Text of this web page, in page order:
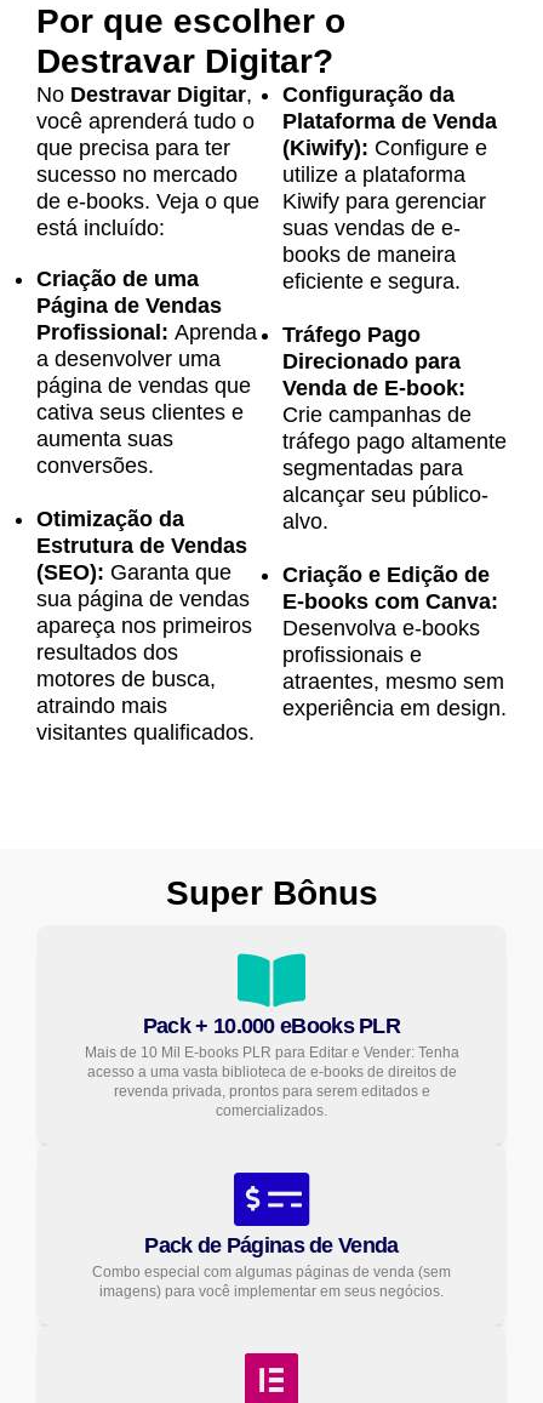
Por que escolher o
Destravar Digitar?
No Destravar Digitar,
você aprenderá tudo o
que precisa para ter
sucesso no mercado
de e-books. Veja o que
está incluído:
Criação de uma
Página de Vendas
Profissional: Aprenda
a desenvolver uma
página de vendas que
cativa seus clientes e
aumenta suas
conversões.
Otimização da
Estrutura de Vendas
(SEO): Garanta que
sua página de vendas
apareça nos primeiros
resultados dos
motores de busca,
atraindo mais
visitantes qualificados.
Configuração da
Plataforma de Venda
(Kiwify): Configure e
utilize a plataforma
Kiwify para gerenciar
suas vendas de e-
books de maneira
eficiente e segura.
Tráfego Pago
Direcionado para
Venda de E-book:
Crie campanhas de
tráfego pago altamente
segmentadas para
alcançar seu público-
alvo.
Criação e Edição de
E-books com Canva:
Desenvolva e-books
profissionais e
atraentes, mesmo sem
experiência em design.
Super Bônus
Pack + 10.000 eBooks PLR
Mais de 10 Mil E-books PLR para Editar e Vender: Tenha
acesso a uma vasta biblioteca de e-books de direitos de
revenda privada, prontos para serem editados e
comercializados.
Pack de Páginas de Venda
Combo especial com algumas páginas de venda (sem
imagens) para você implementar em seus negócios.